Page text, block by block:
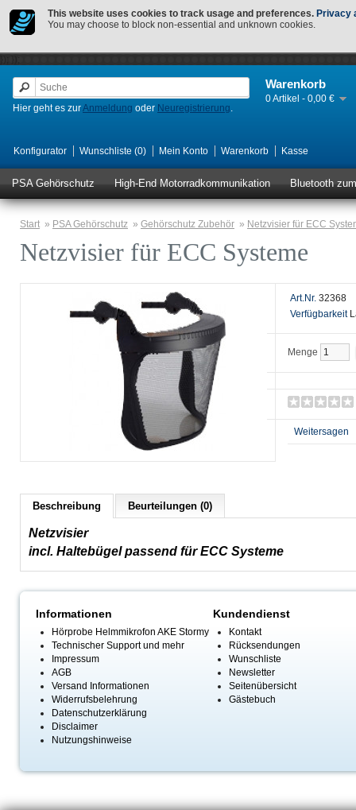
This website uses cookies to track usage and preferences. Privacy
You may choose to block non-essential and unknown cookies.
Warenkorb
0 Artikel - 0,00 €
Hier geht es zurAnmeldung oder Neuregistrierung.
Konfigurator Wunschliste (0) Mein Konto Warenkorb Kasse
PSA Gehörschutz High-End Motorradkommunikation Bluetooth
Start » PSA Gehörschutz » Gehörschutz Zubehör » Netzvisier für ECC
Netzvisier für ECC Systeme
Art.Nr. 32368
Verfügbarkeit
Menge
Weitersagen
Beschreibung Beurteilungen (0)
Netzvisier
incl. Haltebügel passend für ECC Systeme
Informationen
Hörprobe Helmmikrofon AKE Stormy
Technischer Support und mehr
Impressum
AGB
Versand Informationen
Widerrufsbelehrung
Datenschutzerklärung
Disclaimer
Nutzungshinweise
Kundendienst
Kontakt
Rücksendungen
Wunschliste
Newsletter
Seitenübersicht
Gästebuch